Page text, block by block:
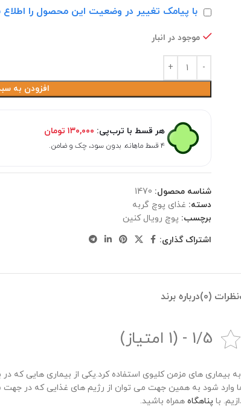
با پیامک تغییر در وضعیت این محصول را اطلاع
موجود در انبار
افزودن به
هر قسط با ترب‌پی: ۱۳۰,۰۰۰ تومان
۴ قسط ماهانه. بدون سود، چک و ضامن.
شناسه محصول: 1470
دسته: غذای پوچ گربه
برچسب: پوچ رویال کنین
اشتراک گذاری:
نظرات (0) درباره برند
1/5 - (1 امتیاز)
بیماری های مزمن کلیوی استفاده کرد.یکی از بیماری هایی که
شود به همین جهت می توان از رژیم های غذایی که در جهت
با پناهگاه همراه باشید.